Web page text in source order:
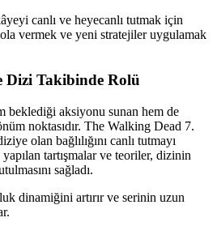
canlı ve heyecanlı tutmak için
vermek ve yeni stratejiler uygulamak
Dizi Takibinde Rolü
beklediği aksiyonu sunan hem de
noktasıdır. The Walking Dead 7.
olan bağlılığını canlı tutmayı
yapılan tartışmalar ve teoriler, dizinin
sağladı.
dinamiğini artırır ve serinin uzun